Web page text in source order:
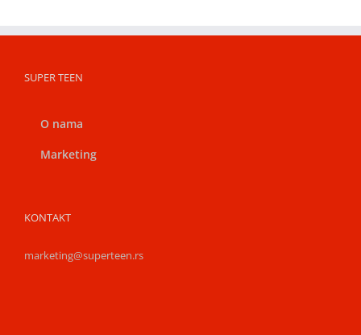
SUPER TEEN
O nama
Marketing
KONTAKT
marketing@superteen.rs